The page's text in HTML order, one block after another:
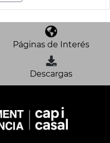
Páginas de Interés
Descargas